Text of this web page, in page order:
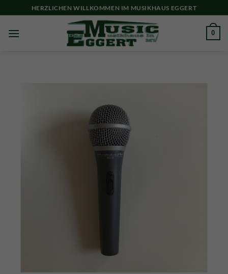
to
content
HERZLICHEN WILLKOMMEN IM MUSIKHAUS EGGERT
0